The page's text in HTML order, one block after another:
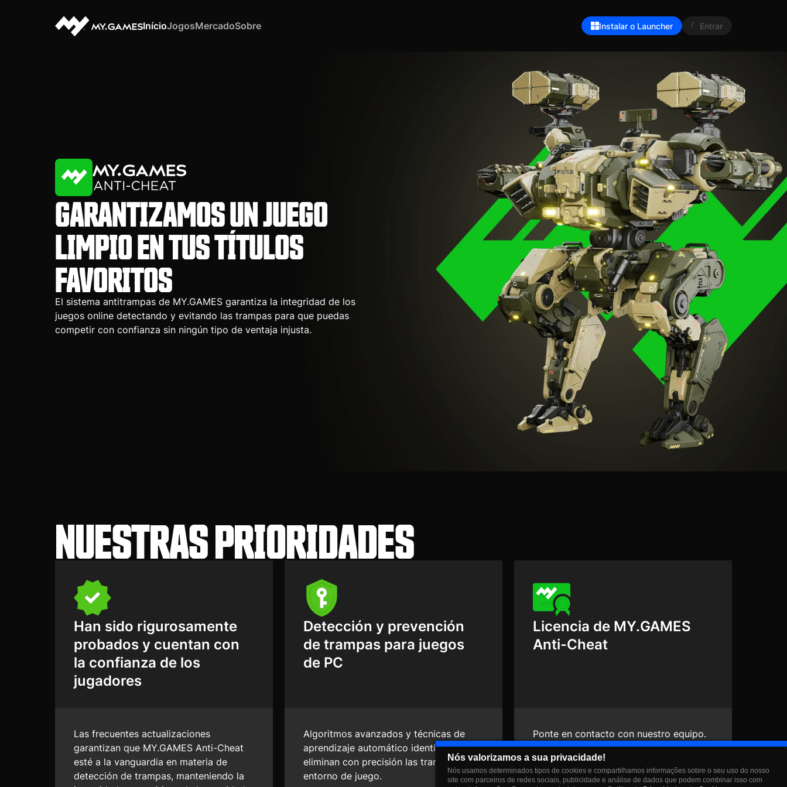
Nós valorizamos a sua privacidade!
Nós usamos determinados tipos de cookies e compartilhamos informações sobre o seu uso do nosso
site com parceiros de redes sociais, publicidade e análise de dados que podem combinar isso com
InícioJogosMercadoSobre Instalar o Launcher Entrar
GARANTIZAMOS UN JUEGO
LIMPIO EN TUS TÍTULOS
FAVORITOS
El sistema antitrampas de MY.GAMES garantiza la integridad de los
juegos online detectando y evitando las trampas para que puedas
competir con confianza sin ningún tipo de ventaja injusta.
NUESTRAS PRIORIDADES
Han sido rigurosamente
probados y cuentan con
la confianza de los
jugadores
Las frecuentes actualizaciones
garantizan que MY.GAMES Anti-Cheat
esté a la vanguardia en materia de
detección de trampas, manteniendo la
Detección y prevención
de trampas para juegos
de PC
Algoritmos avanzados y técnicas de
aprendizaje automático identifican y
eliminan con precisión las trampas de tu
entorno de juego.
Licencia de MY.GAMES
Anti-Cheat
Ponte en contacto con nuestro equipo.
Estaremos encantados de responder a
tus preguntas y darte más detalles
sobre nuestra solución.